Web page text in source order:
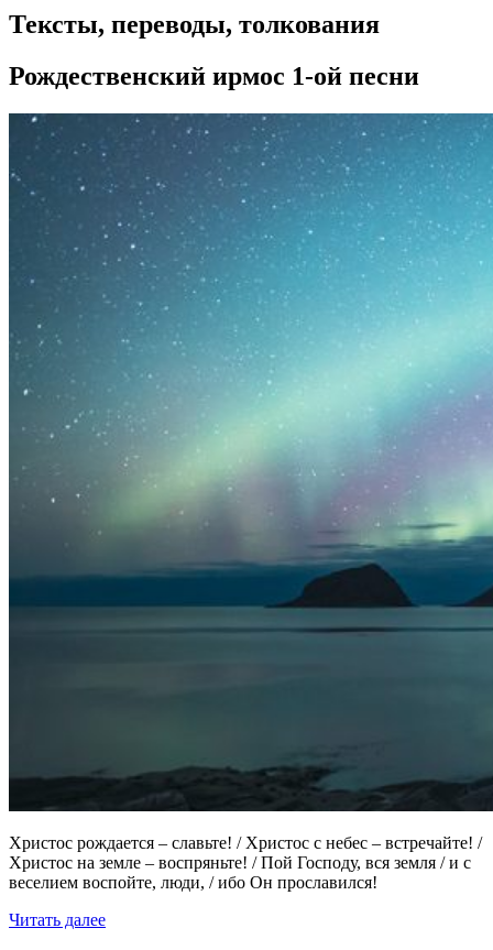
Тексты, переводы, толкования
Рождественский ирмос 1-ой песни
Христос рождается – славьте! / Христос с небес – встречайте! /
Христос на земле – воспряньте! / Пой Господу, вся земля / и с
веселием воспойте, люди, / ибо Он прославился!
Читать далее